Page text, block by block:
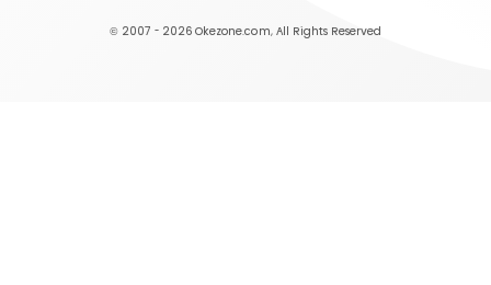
© 2007 - 2026 Okezone.com, All Rights Reserved